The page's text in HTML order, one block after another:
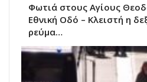
Φωτιά στους Αγίους
Εθνική Οδό – Κλειστή η
ρεύμα…